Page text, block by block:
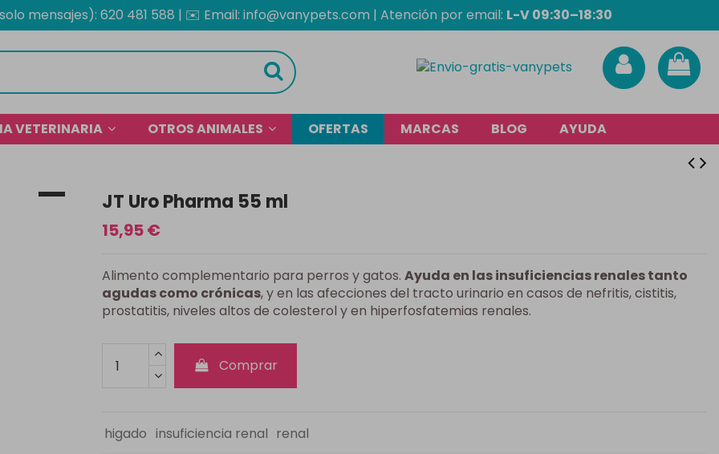
mensajes): 620 481 588 | ✉️ Email: info@vanypets.com | Atención por email: L-V 09:30–18:30
VETERINARIA OTROS ANIMALES OFERTAS MARCAS BLOG AYUDA
JT Uro Pharma 55 ml
15,95 €
Alimento complementario para perros y gatos. Ayuda en las insuficiencias renales tanto
agudas como crónicas, y en las afecciones del tracto urinario en casos de nefritis, cistitis,
prostatitis, niveles altos de colesterol y en hiperfosfatemias renales.
Comprar
higado insuficiencia renal renal